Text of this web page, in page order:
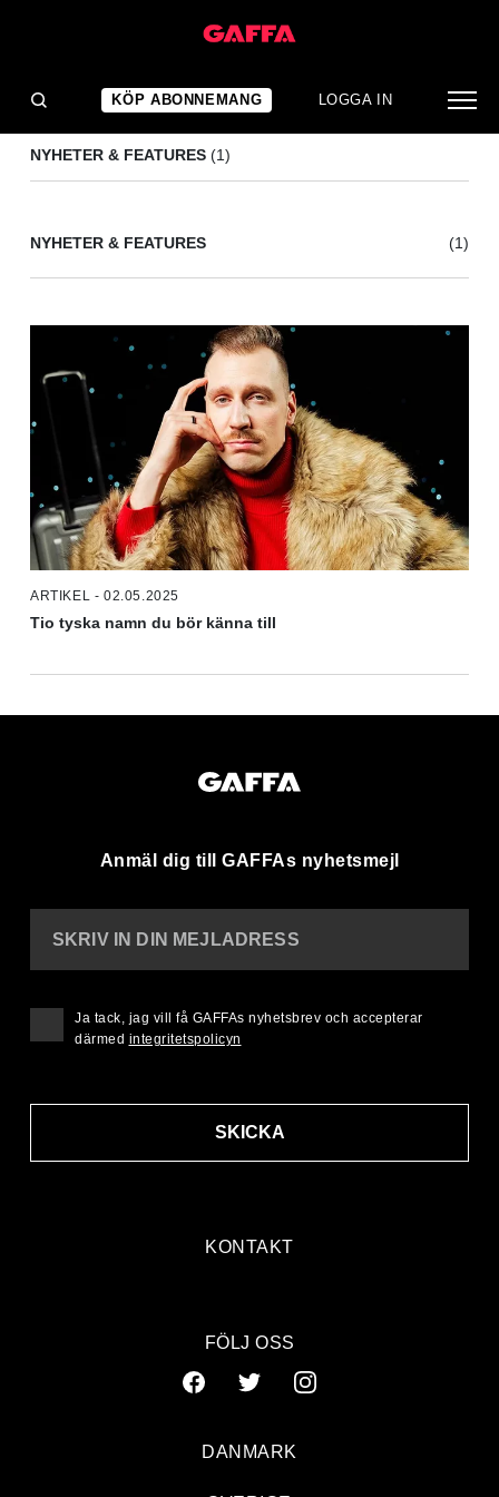
KÖP ABONNEMANG LOGGA IN
NYHETER & FEATURES (1)
NYHETER & FEATURES (1)
ARTIKEL - 02.05.2025
Tio tyska namn du bör känna till
Anmäl dig till GAFFAs nyhetsmejl
KONTAKT
SKRIV IN DIN MEJLADRESS
SKICKA
Ja tack, jag vill få GAFFAs nyhetsbrev och accepterar
därmed integritetspolicyn
FÖLJ OSS
DANMARK